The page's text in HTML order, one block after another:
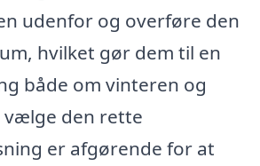
udenfor og overføre den
hvilket gør dem til en
både om vinteren og
vælge den rette
er afgørende for at